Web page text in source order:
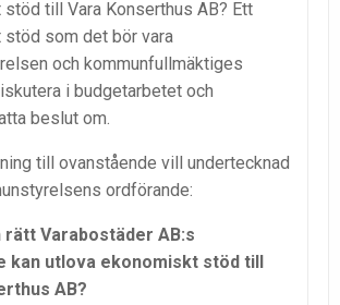
till Vara Konserthus AB? Ett
som det bör vara
och kommunfullmäktiges
i budgetarbetet och
beslut om.
till ovanstående vill undertecknad
ordförande:
rätt Varabostäder AB:s
kan utlova ekonomiskt stöd till
AB?